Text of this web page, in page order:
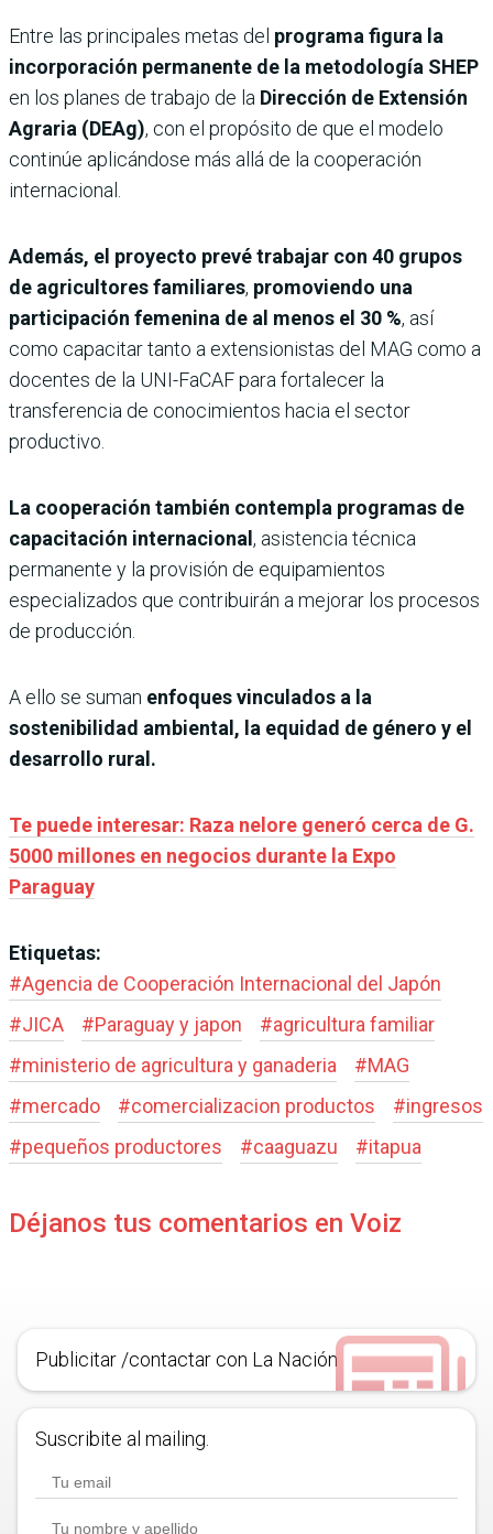
Entre las principales metas del programa figura la
incorporación permanente de la metodología SHEP
en los planes de trabajo de la Dirección de Extensión
Agraria (DEAg), con el propósito de que el modelo
continúe aplicándose más allá de la cooperación
internacional.
Además, el proyecto prevé trabajar con 40 grupos
de agricultores familiares, promoviendo una
participación femenina de al menos el 30 %, así
como capacitar tanto a extensionistas del MAG como a
docentes de la UNI-FaCAF para fortalecer la
transferencia de conocimientos hacia el sector
productivo.
La cooperación también contempla programas de
capacitación internacional , asistencia técnica
permanente y la provisión de equipamientos
especializados que contribuirán a mejorar los procesos
de producción.
A ello se suman enfoques vinculados a la
sostenibilidad ambiental, la equidad de género y el
desarrollo rural.
Te puede interesar: Raza nelore generó cerca de G.
5000 millones en negocios durante la Expo
Paraguay
Etiquetas:
#Agencia de Cooperación Internacional del Japón
#JICA #Paraguay y japon #agricultura familiar
#ministerio de agricultura y ganaderia #MAG
#mercado #comercializacion productos #ingresos
#pequeños productores #caaguazu #itapua
Déjanos tus comentarios en Voiz
Publicitar /contactar con La Nación
Suscribite al mailing.